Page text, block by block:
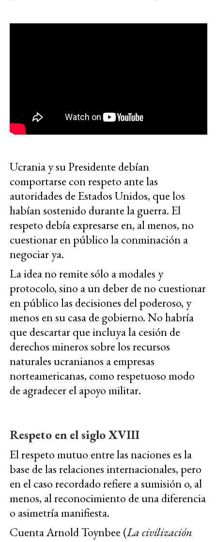
Ucrania y su Presidente debían
comportarse con respeto ante las
autoridades de Estados Unidos, que los
habían sostenido durante la guerra. El
respeto debía expresarse en, al menos, no
cuestionar en público la conminación a
negociar ya.
La idea no remite sólo a modales y
protocolo, sino a un deber de no cuestionar
en público las decisiones del poderoso, y
menos en su casa de gobierno. No habría
que descartar que incluya la cesión de
derechos mineros sobre los recursos
naturales ucranianos a empresas
norteamericanas, como respetuoso modo
de agradecer el apoyo militar.
Respeto en el siglo XVIII
El respeto mutuo entre las naciones es la
base de las relaciones internacionales, pero
en el caso recordado refiere a sumisión o, al
menos, al reconocimiento de una diferencia
o asimetría manifiesta.
Cuenta Arnold Toynbee (La civilización